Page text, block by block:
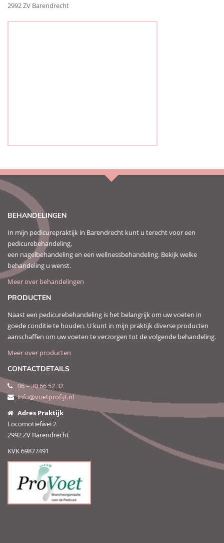
2992 ZV Barendrecht
BEHANDELINGEN
In mijn pedicurepraktijk in Barendrecht kunt u terecht voor een
pedicurebehandeling,
een nagelbehandeling en een wellnessbehandeling. Bekijk welke
behandeling u wenst.
Meer over behandelingen
PRODUCTEN
Naast een pedicurebehandeling is het belangrijk om uw voeten in
goede conditie te houden. U kunt in mijn praktijk diverse producten
aanschaffen om uw voeten te verzorgen tot de volgende behandeling.
Meer over producten
CONTACTDETAILS
06 – 30 66 52 32
info@voetprofijt.nl
Adres Praktijk
Locomotiefwei 2
2992 ZV Barendrecht
KVK 69877491